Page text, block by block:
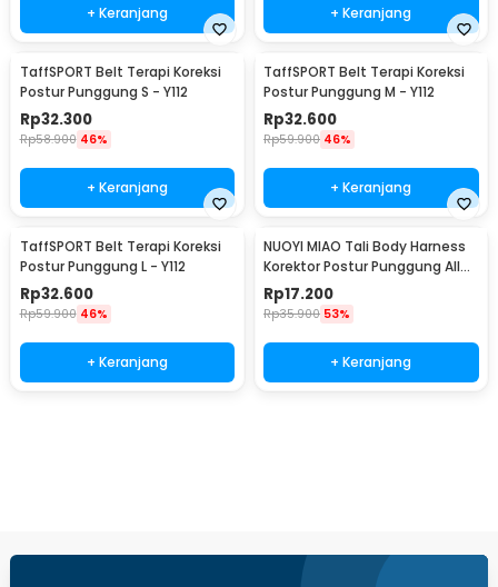
+ Keranjang + Keranjang
TaffSPORT Belt Terapi Koreksi
Postur Punggung S - Y112
Rp32.300
Rp58.900 46%
+ Keranjang
TaffSPORT Belt Terapi Koreksi
Postur Punggung M - Y112
Rp32.600
Rp59.900 46%
+ Keranjang
TaffSPORT Belt Terapi Koreksi
Postur Punggung L - Y112
Rp32.600
Rp59.900 46%
+ Keranjang
NUOYI MIAO Tali Body Harness
Korektor Postur Punggung All
Size - NY-15
Rp17.200
Rp35.900 53%
+ Keranjang